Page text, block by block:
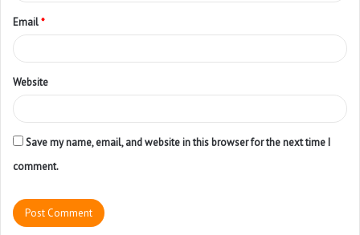
Email*
Website
Save my name, email, and website in this browser for the next time I
comment.